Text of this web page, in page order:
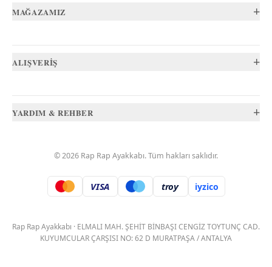
MAĞAZAMIZ +
ALIŞVERİŞ +
YARDIM & REHBER +
©2026 Rap Rap Ayakkabı. Tüm hakları saklıdır.
VISA troy. iyzico
Rap Rap Ayakkabı · ELMALI MAH. ŞEHİT BİNBAŞI CENGİZ TOYTUNÇ CAD.
KUYUMCULAR ÇARŞISI NO: 62 D MURATPAŞA / ANTALYA